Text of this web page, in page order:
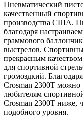
Пневматический
качественный
производства США.
благодаря
граммового
выстрелов.
прекрасным
для спортивной
громоздкий.
Crosman 2300T можно
любителям
Crosman 2300T ниже,
подобного уровня.